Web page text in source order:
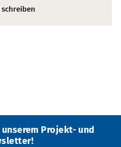
schreiben
Projekt- und